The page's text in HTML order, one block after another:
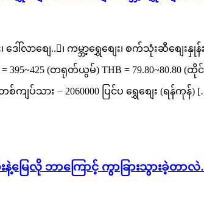
ာစျေ..း၊ ကမ္ဘာ့ရွှေစျေး၊ စက်သုံးဆီစျေးနှုန်
= 395~425 (တရုတ်ယွမ်) THB = 79.80~80.80
ကျပ်သား − 2060000 ပြင်ပ ရွှေစျေး (ရန်ကုန်)
ြေလို ဘာကြောင့် ကွာခြားသွားခဲ့တာလဲ